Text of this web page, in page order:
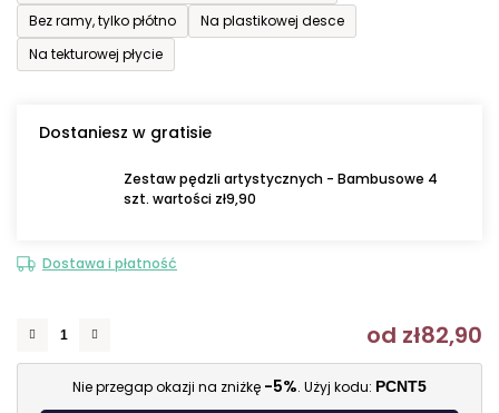
Bez ramy, tylko płótno
Na plastikowej desce
Na tekturowej płycie
Dostaniesz w gratisie
Zestaw pędzli artystycznych - Bambusowe 4
szt. wartości zł9,90
Dostawa i płatność
od zł82,90
Nie przegap okazji na zniżkę -5%. Użyj kodu: PCNT5